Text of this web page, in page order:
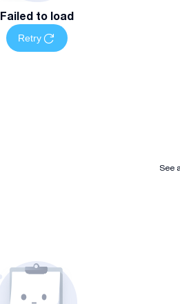
Failed to load
Retry
See